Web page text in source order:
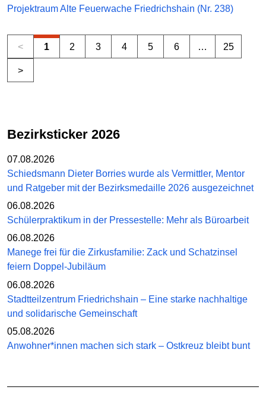
Projektraum Alte Feuerwache Friedrichshain (Nr. 238)
< 1 2 3 4 5 6 … 25
>
Bezirksticker 2026
07.08.2026
Schiedsmann Dieter Borries wurde als Vermittler, Mentor
und Ratgeber mit der Bezirksmedaille 2026 ausgezeichnet
06.08.2026
Schülerpraktikum in der Pressestelle: Mehr als Büroarbeit
06.08.2026
Manege frei für die Zirkusfamilie: Zack und Schatzinsel
feiern Doppel-Jubiläum
06.08.2026
Stadtteilzentrum Friedrichshain – Eine starke nachhaltige
und solidarische Gemeinschaft
05.08.2026
Anwohner*innen machen sich stark – Ostkreuz bleibt bunt